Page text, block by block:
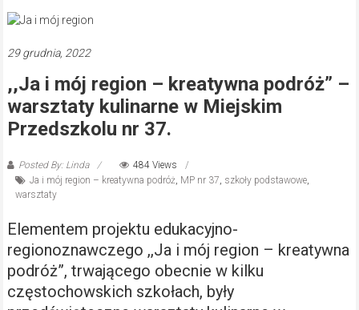
29 grudnia, 2022
,,Ja i mój region – kreatywna podróż” –
warsztaty kulinarne w Miejskim
Przedszkolu nr 37.
Posted By: Linda
484 Views
Ja i mój region – kreatywna podróż, MP nr 37, szkoły podstawowe,
warsztaty
Elementem projektu edukacyjno-
regionoznawczego ,,Ja i mój region – kreatywna
podróż”, trwającego obecnie w kilku
częstochowskich szkołach, były